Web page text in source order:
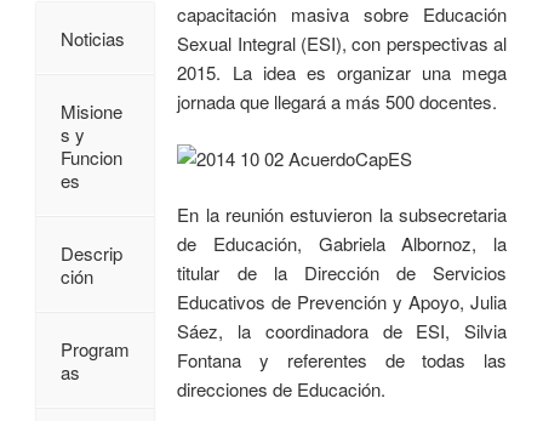
capacitación masiva sobre Educación
Sexual Integral (ESI), con perspectivas al
2015. La idea es organizar una mega
jornada que llegará a más 500 docentes.
En la reunión estuvieron la subsecretaria
de Educación, Gabriela Albornoz, la
titular de la Dirección de Servicios
Educativos de Prevención y Apoyo, Julia
Sáez, la coordinadora de ESI, Silvia
Fontana y referentes de todas las
direcciones de Educación.
Noticias
Misione
s y
Funcion
es
Descrip
ción
Program
as